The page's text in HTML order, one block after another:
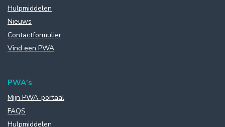
Hulpmiddelen
Nieuws
Contactformulier
Vind een PWA
PWA's
Mijn PWA-portaal
FAQS
Hulpmiddelen